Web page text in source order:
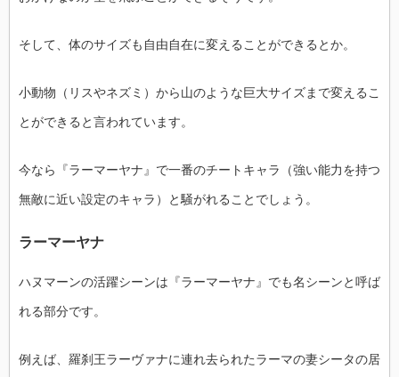
そして、体のサイズも自由自在に変えることができるとか。
小動物（リスやネズミ）から山のような巨大サイズまで変えるこ
とができると言われています。
今なら『ラーマーヤナ』で一番のチートキャラ（強い能力を持つ
無敵に近い設定のキャラ）と騒がれることでしょう。
ラーマーヤナ
ハヌマーンの活躍シーンは『ラーマーヤナ』でも名シーンと呼ば
れる部分です。
例えば、羅刹王ラーヴァナに連れ去られたラーマの妻シータの居